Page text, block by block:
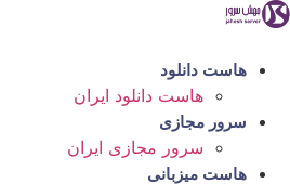
پرش
محتوا
هاست دانلود
هاست دانلود ایران
سرور مجازی
سرور مجازی ایران
هاست میزبانی